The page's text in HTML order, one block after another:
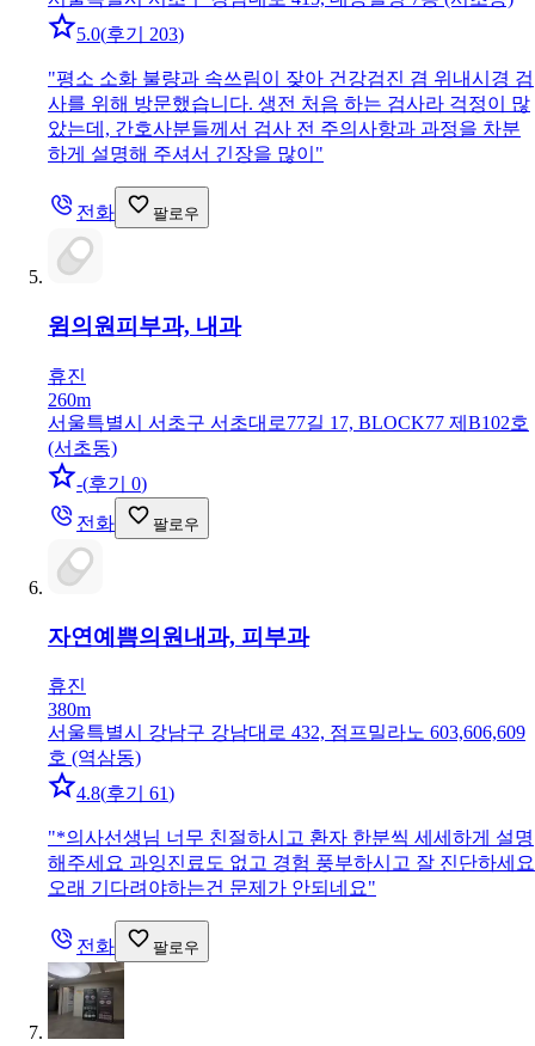
5.0(후기 203)
"평소 소화 불량과 속쓰림이 잦아 건강검진 겸 위내시경 검
사를 위해 방문했습니다. 생전 처음 하는 검사라 걱정이 많
았는데, 간호사분들께서 검사 전 주의사항과 과정을 차분
하게 설명해 주셔서 긴장을 많이 "
전화 팔로우
윔의원 피부과, 내과
휴진
260m
서울특별시 서초구 서초대로77길 17, BLOCK77 제B102호
(서초동)
-(후기 0)
전화
팔로우
자연예쁨의원 내과, 피부과
휴진
380m
서울특별시 강남구 강남대로 432, 점프밀라노 603,606,609
호 (역삼동)
4.8(후기 61)
"*의사선생님 너무 친절하시고 환자 한분씩 세세하게 설명
해주세요 과잉진료도 없고 경험 풍부하시고 잘 진단하세요
오래 기다려야하는건 문제가 안되네요"
전화 팔로우